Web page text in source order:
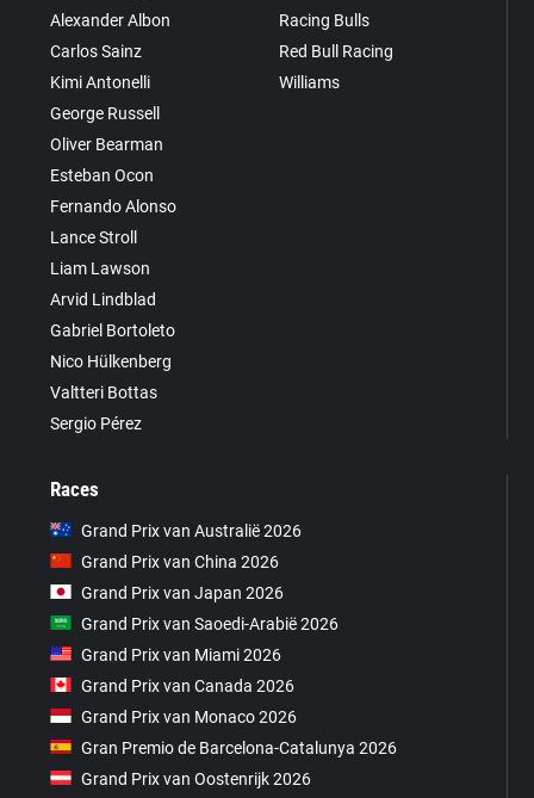
Alexander Albon
Carlos Sainz
Kimi Antonelli
George Russell
Oliver Bearman
Esteban Ocon
Fernando Alonso
Lance Stroll
Liam Lawson
Arvid Lindblad
Gabriel Bortoleto
Nico Hülkenberg
Valtteri Bottas
Sergio Pérez
Racing Bulls
Red Bull Racing
Williams
Races
Grand Prix van Australië 2026
Grand Prix van China 2026
Grand Prix van Japan 2026
Grand Prix van Saoedi-Arabië 2026
Grand Prix van Miami 2026
Grand Prix van Canada 2026
Grand Prix van Monaco 2026
Gran Premio de Barcelona-Catalunya 2026
Grand Prix van Oostenrijk 2026